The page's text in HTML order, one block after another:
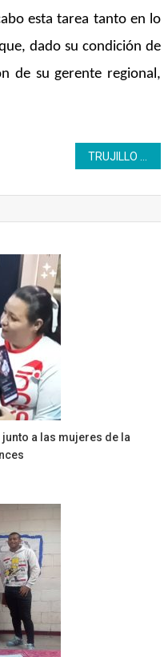
esta tarea tanto en lo
dado su condición de
de su gerente regional,
a las mujeres de la